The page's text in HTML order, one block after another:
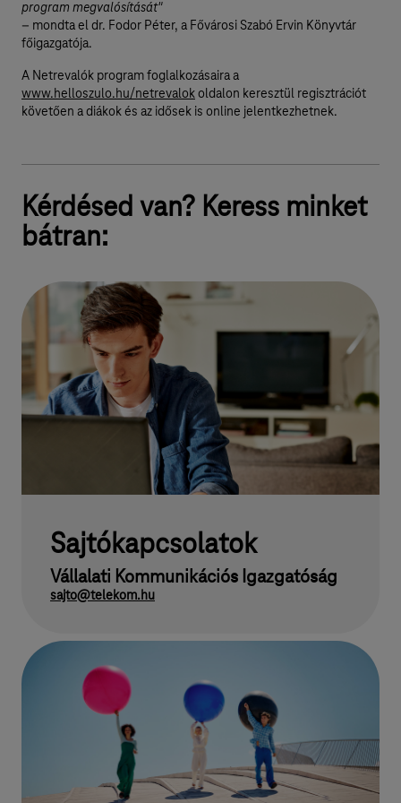
program megvalósítását"
– mondta el dr. Fodor Péter, a Fővárosi Szabó Ervin Könyvtár
főigazgatója.
A Netrevalók program foglalkozásaira a
www.helloszulo.hu/netrevalokoldalon keresztül regisztrációt
követően a diákok és az idősek is online jelentkezhetnek.
Kérdésed van? Keress minket
bátran:
Sajtókapcsolatok
Vállalati Kommunikációs Igazgatóság
sajto@telekom.hu